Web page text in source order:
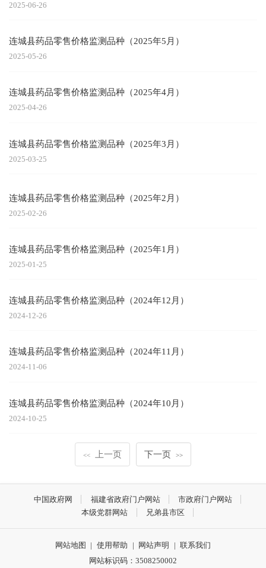
2025-06-26
连城县药品零售价格监测品种（2025年5月）
2025-05-26
连城县药品零售价格监测品种（2025年4月）
2025-04-26
连城县药品零售价格监测品种（2025年3月）
2025-03-25
连城县药品零售价格监测品种（2025年2月）
2025-02-26
连城县药品零售价格监测品种（2025年1月）
2025-01-25
连城县药品零售价格监测品种（2024年12月）
2024-12-26
连城县药品零售价格监测品种（2024年11月）
2024-11-06
连城县药品零售价格监测品种（2024年10月）
2024-10-25
<< 上一页 下一页 >>
中国政府网 福建省政府门户网站
市政府门户网站
本级党群网站
兄弟县市区
网站地图 | 使用帮助 | 网站声明 | 联系我们
网站标识码：3508250002